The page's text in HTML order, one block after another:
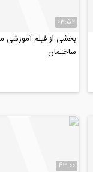
03:52
بخشی از فیلم آموزشی
ساختمان
43:00